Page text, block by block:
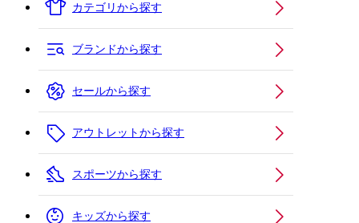
カテゴリから探す
ブランドから探す
セールから探す
アウトレットから探す
スポーツから探す
キッズから探す